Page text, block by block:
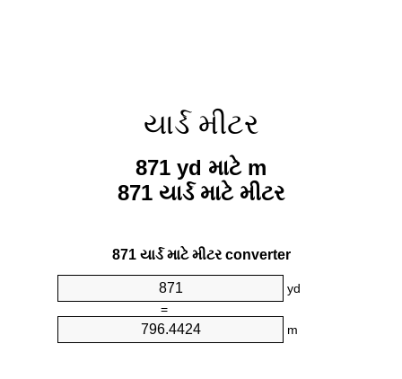
યાર્ડ મીટર
871 yd માટે m
871 યાર્ડ માટે મીટર
871 યાર્ડ માટે મીટર converter
yd
=
m